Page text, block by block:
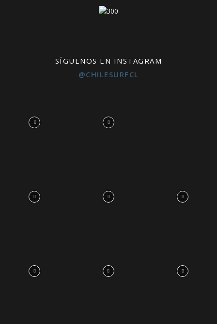
SÍGUENOS EN INSTAGRAM
@CHILESURFCL